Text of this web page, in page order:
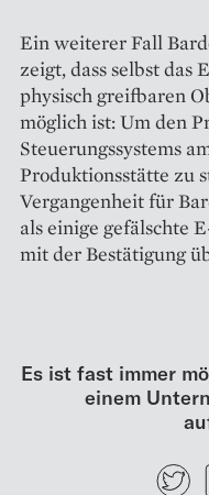
Ein weiterer Fall
zeigt, dass selbst das
physisch greifbaren
möglich ist: Um den
Steuerungssystems
Produktionsstätte zu
Vergangenheit für
als einige gefälschte
mit der Bestätigung
Es ist fast immer
einem